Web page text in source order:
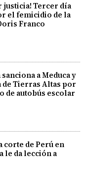
justicia! Tercer día
el femicidio de la
Franco
a Meduca y
de Tierras Altas por
de autobús escolar
corte de Perú en
le da lección a